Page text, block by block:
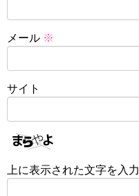
メール ※
サイト
上に表示された文字を入